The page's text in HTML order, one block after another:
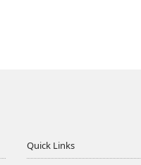
Quick Links